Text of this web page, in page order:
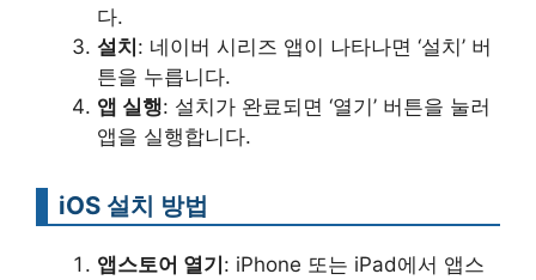
다.
설치: 네이버 시리즈 앱이 나타나면 ‘설치’ 버
튼을 누릅니다.
앱 실행: 설치가 완료되면 ‘열기’ 버튼을 눌러
앱을 실행합니다.
iOS 설치 방법
앱스토어 열기: iPhone 또는 iPad에서 앱스